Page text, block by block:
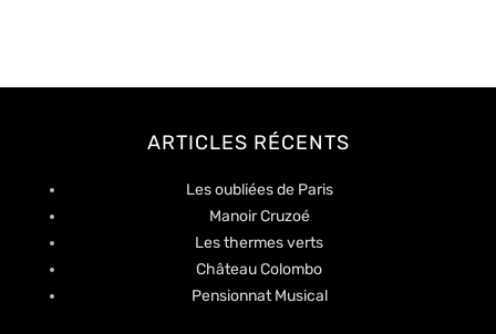
ARTICLES RÉCENTS
Les oubliées de Paris
Manoir Cruzoé
Les thermes verts
Château Colombo
Pensionnat Musical